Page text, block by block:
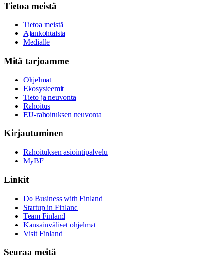
Tietoa meistä
Tietoa meistä
Ajankohtaista
Medialle
Mitä tarjoamme
Ohjelmat
Ekosysteemit
Tieto ja neuvonta
Rahoitus
EU-rahoituksen neuvonta
Kirjautuminen
Rahoituksen asiointipalvelu
MyBF
Linkit
Do Business with Finland
Startup in Finland
Team Finland
Kansainväliset ohjelmat
Visit Finland
Seuraa meitä